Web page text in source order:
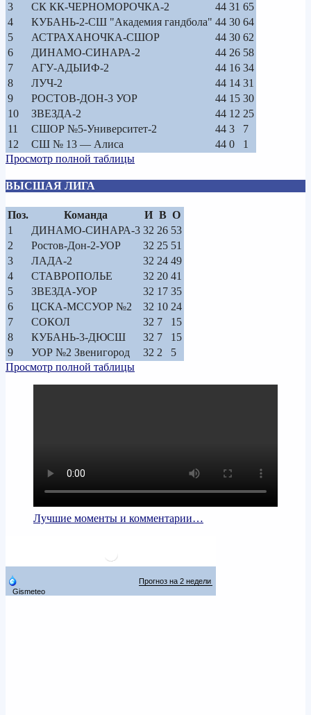
3
СК КК-ЧЕРНОМОРОЧКА-2 44 31 65
4
КУБАНЬ-2-СШ "Академия гандбола" 44 30 64
5
АСТРАХАНОЧКА-СШОР 44 30 62
6
ДИНАМО-СИНАРА-2 44 26 58
7
АГУ-АДЫИФ-2 44 16 34
8
ЛУЧ-2 44 14 31
9
РОСТОВ-ДОН-3 УОР 44 15 30
10
ЗВЕЗДА-2 44 12 25
11
СШОР №5-Университет-2 44 3
7
12
СШ № 13 — Алиса 44 0
1
Просмотр полной таблицы
ВЫСШАЯ ЛИГА
Поз. Команда И В О
1
ДИНАМО-СИНАРА-3 32 26 53
2
Ростов-Дон-2-УОР 32 25 51
3
ЛАДА-2 32 24 49
4
СТАВРОПОЛЬЕ 32 20 41
5
ЗВЕЗДА-УОР 32 17 35
6
ЦСКА-МССУОР №2 32 10 24
7
СОКОЛ 32 7
15
8
КУБАНЬ-3-ДЮСШ 32 7
15
9
УОР №2 Звенигород 32 2
5
Просмотр полной таблицы
Лучшие моменты и комментарии…